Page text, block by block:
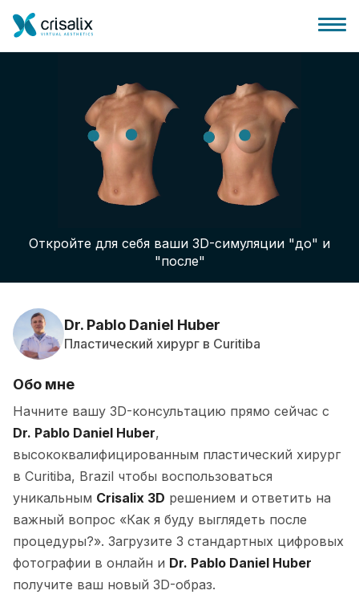
Главная хирурга
Бизнес Платформа
Планы
Откройте для себя ваши 3D-симуляции "до" и
"после"
Dr. Pablo Daniel Huber
Пластический хирург в Curitiba
Обо мне
Начните вашу 3D-консультацию прямо сейчас с
Dr. Pablo Daniel Huber,
высококвалифицированным пластический хирург
в Curitiba, Brazil чтобы воспользоваться
уникальным Crisalix 3D решением и ответить на
важный вопрос «Как я буду выглядеть после
процедуры?». Загрузите 3 стандартных цифровых
фотографии в онлайн и Dr. Pablo Daniel Huber
получите ваш новый 3D-образ.